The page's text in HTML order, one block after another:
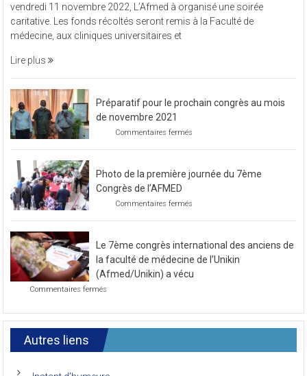
à
organisé
une
vendredi 11 novembre 2022, L’Afmed à organisé une soirée
caritative. Les fonds récoltés seront remis à la Faculté de
médecine, aux cliniques universitaires et
Lire plus
Préparatif pour le prochain congrès au mois
de novembre 2021
Commentaires fermés
prochain
de
2021
Photo de la première journée du 7ème
Congrès de l’AFMED
Commentaires fermés
première
journée
7ème
l’AFMED
Le 7ème congrès international des anciens de
la faculté de médecine de l’Unikin
(Afmed/Unikin) a vécu
Commentaires fermés
congrès
international
anciens
Autres liens